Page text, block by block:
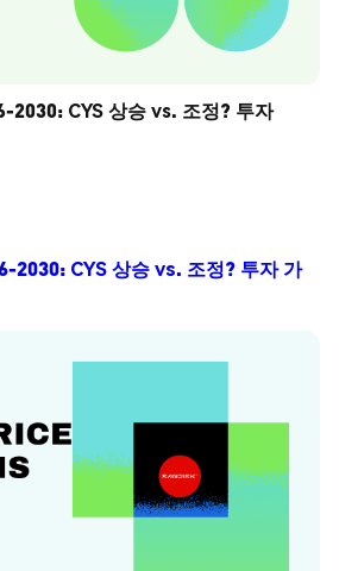
2030: CYS 상승 vs. 조정? 투자
2030: CYS 상승 vs. 조정? 투자 가